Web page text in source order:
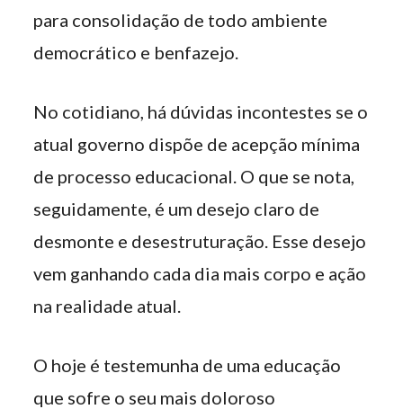
para consolidação de todo ambiente
democrático e benfazejo.
No cotidiano, há dúvidas incontestes se o
atual governo dispõe de acepção mínima
de processo educacional. O que se nota,
seguidamente, é um desejo claro de
desmonte e desestruturação. Esse desejo
vem ganhando cada dia mais corpo e ação
na realidade atual.
O hoje é testemunha de uma educação
que sofre o seu mais doloroso